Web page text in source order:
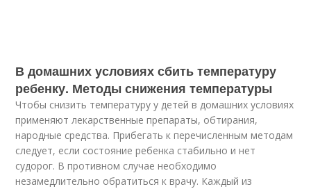
В домашних условиях сбить температуру
ребенку. Методы снижения температуры
Чтобы снизить температуру у детей в домашних условиях
применяют лекарственные препараты, обтирания,
народные средства. Прибегать к перечисленным методам
следует, если состояние ребенка стабильно и нет
судорог. В противном случае необходимо
незамедлительно обратиться к врачу. Каждый из